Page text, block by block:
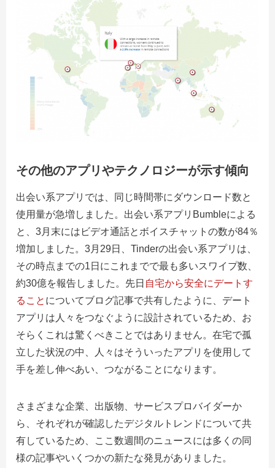
その他のアプリやテクノロジーが示す傾向
出会い系アプリでは、同じ時間帯にダウンロード数と
使用量が急増しました。出会い系アプリBumbleによる
と、3月末にはビデオ通話とボイスチャットの数が84％
増加しました。3月29日、Tinderの出会い系アプリは、
その時点までの1日にこれまでで最も多いスワイプ数、
約30億を報告しました。先日 自宅から安全にデートす
ること についてブログ記事で共有したように、デート
アプリは人々をつなぐように設計されているため、お
そらくこれは驚くべきことではありません。在宅で孤
立した状況の中、人々はそういったアプリを使用して
手を差し伸べあい、つながることになります。
さまざまな企業、出版物、サービスプロバイダーか
ら、それぞれが確認したデジタルトレンドについて共
有しているため、ここ数週間のニュースには多くの同
様の記事やいくつかの新たな発見がありました。